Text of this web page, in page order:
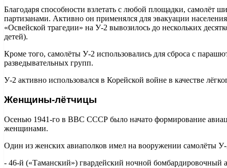
Благодаря способности взлетать с любой площадки, самолёт
партизанами. Активно он применялся для эвакуации
«Освейской трагедии» на У-2 вывозилось до нескольких
детей).
Кроме того, самолёты У-2 использовались для сброса с
разведывательных групп.
У-2 активно использовался в Корейской войне в качестве
Женщины-лётчицы
Осенью 1941-го в ВВС СССР было начато формирование
женщинами.
Один из женских авиаполков имел на вооружении самолёты
- 46-й («Таманский») гвардейский ночной бомбардировочный